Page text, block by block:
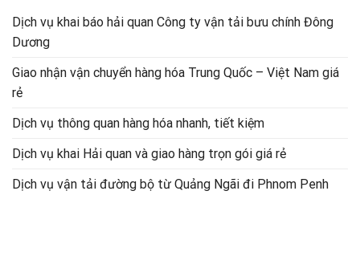
Dịch vụ khai báo hải quan Công ty vận tải bưu chính Đông
Dương
Giao nhận vận chuyển hàng hóa Trung Quốc – Việt Nam giá
rẻ
Dịch vụ thông quan hàng hóa nhanh, tiết kiệm
Dịch vụ khai Hải quan và giao hàng trọn gói giá rẻ
Dịch vụ vận tải đường bộ từ Quảng Ngãi đi Phnom Penh